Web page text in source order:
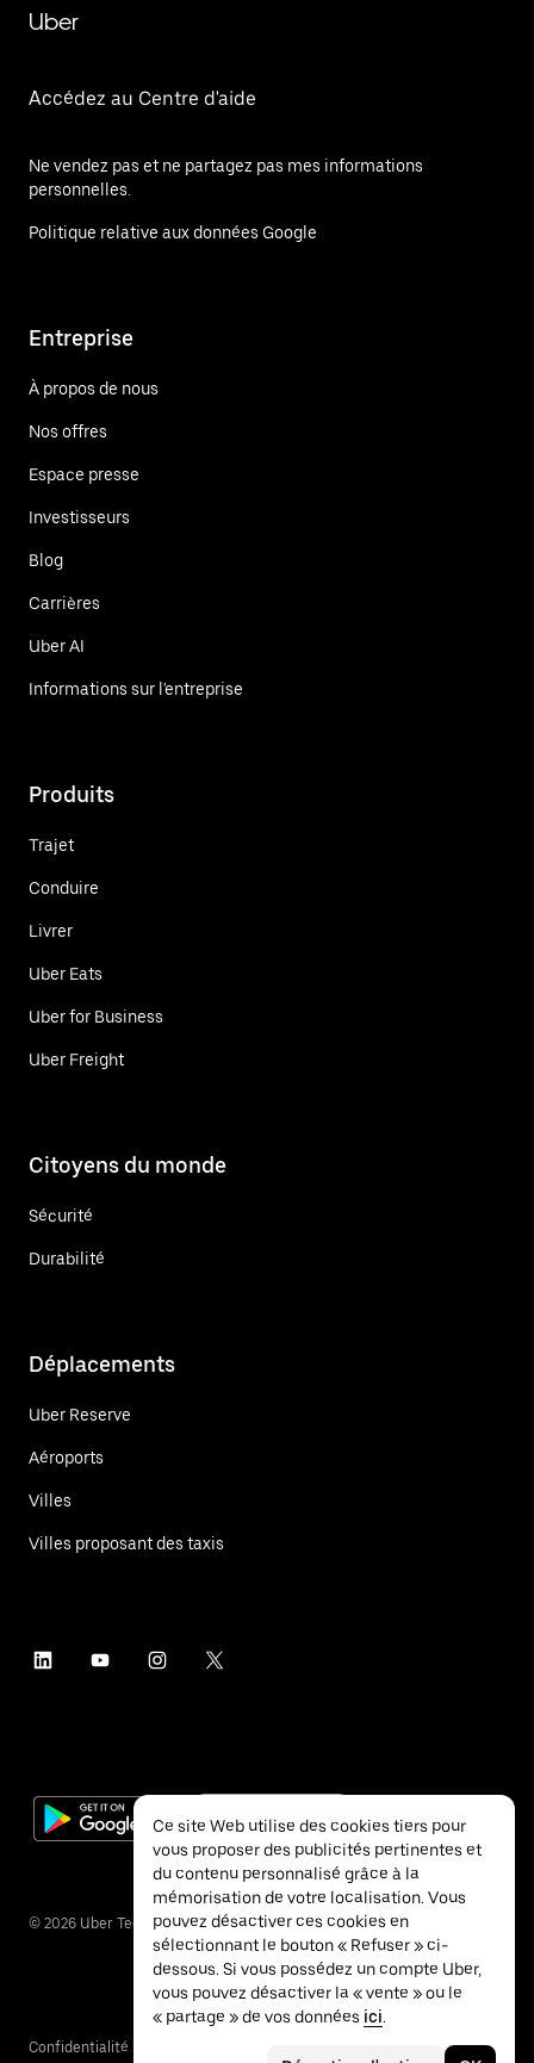
Uber
Accédez au Centre d'aide
Ne vendez pas et ne partagez pas mes informations
personnelles.
Politique relative aux données Google
Entreprise
À propos de nous
Nos offres
Espace presse
Investisseurs
Blog
Carrières
Uber AI
Informations sur l'entreprise
Produits
Trajet
Conduire
Livrer
Uber Eats
Uber for Business
Uber Freight
Citoyens du monde
Sécurité
Durabilité
Déplacements
Uber Reserve
Aéroports
Villes
Villes proposant des taxis
© 2026 Uber Technologies Inc.
Confidentialité
Ce site Web utilise des cookies tiers pour
vous proposer des publicités pertinentes et
du contenu personnalisé grâce à la
mémorisation de votre localisation. Vous
pouvez désactiver ces cookies en
sélectionnant le bouton « Refuser » ci-
dessous. Si vous possédez un compte Uber,
vous pouvez désactiver la « vente » ou le
« partage » de vos données ici.